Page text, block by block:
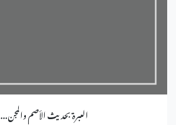
العبرة بحديث الأصم والمجن...